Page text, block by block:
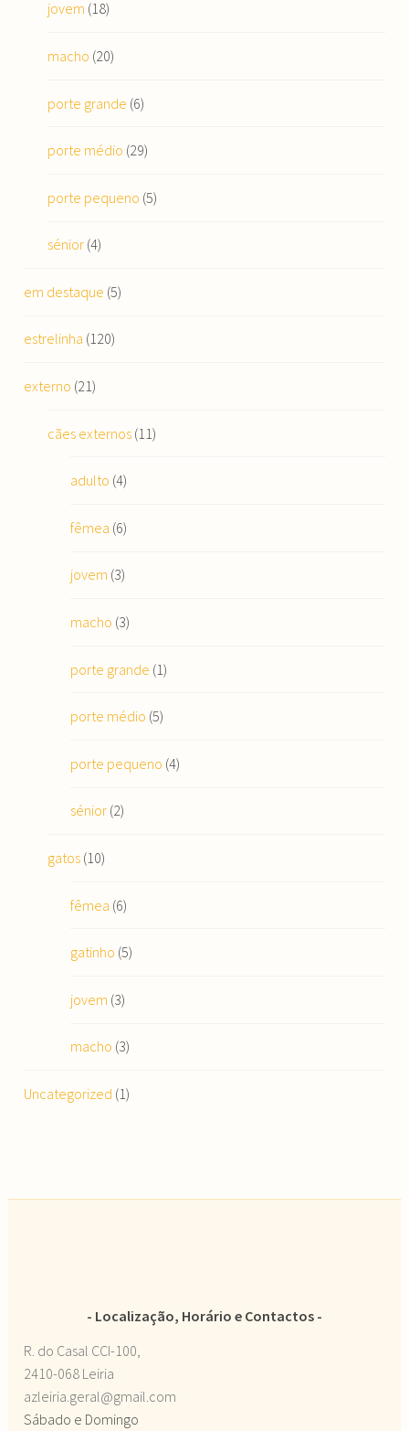
jovem (18)
macho (20)
porte grande (6)
porte médio (29)
porte pequeno (5)
sénior(4)
em destaque (5)
estrelinha (120)
externo (21)
cães externos(11)
adulto (4)
fêmea (6)
jovem (3)
macho (3)
porte grande (1)
porte médio (5)
porte pequeno (4)
sénior (2)
gatos(10)
fêmea (6)
gatinho (5)
jovem (3)
macho (3)
Uncategorized (1)
Localização, Horário e Contactos
R. do Casal CCI-100,
2410-068 Leiria
azleiria.geral@gmail.com
Sábado e Domingo